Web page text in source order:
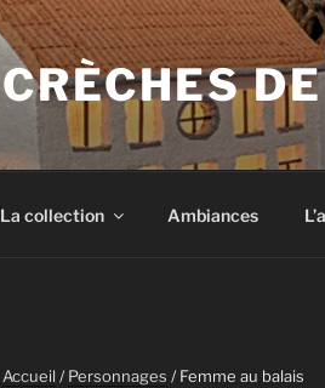
CRÈCHES
La collection Ambiances
Accueil /Personnages / Femme au balais